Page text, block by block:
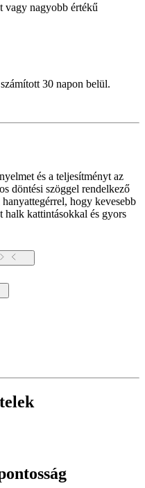
vagy nagyobb értékű
30 napon belül.
és a teljesítményt az
döntési szöggel rendelkező
hogy kevesebb
halk kattintásokkal és gyors